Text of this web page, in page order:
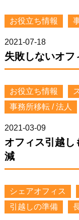
お役立ち情報
2021-07-18
失敗しないオフ
お役立ち情報
事務所移転 / 法人
2021-03-09
オフィス引越し
減
シェアオフィス
引越しの準備